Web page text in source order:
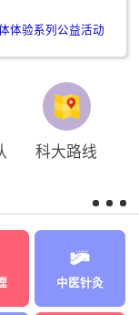
体验系列公益活动
科大路线
中医针灸